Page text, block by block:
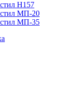
H157
МП-20
МП-35